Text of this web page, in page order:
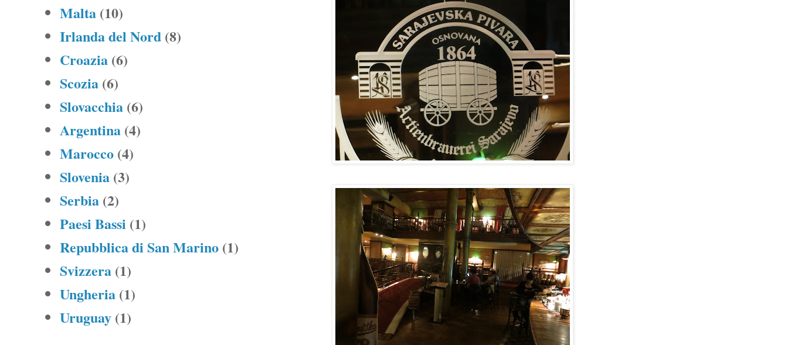
Malta (10)
Irlanda del Nord (8)
Croazia (6)
Scozia (6)
Slovacchia (6)
Argentina (4)
Marocco (4)
Slovenia (3)
Serbia (2)
Paesi Bassi (1)
Repubblica di San Marino (1)
Svizzera (1)
Ungheria (1)
Uruguay (1)